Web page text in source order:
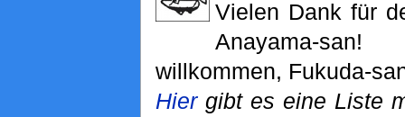
Vielen Dank für
Anayama-
willkommen, Fukuda-
Hiergibt es eine Liste